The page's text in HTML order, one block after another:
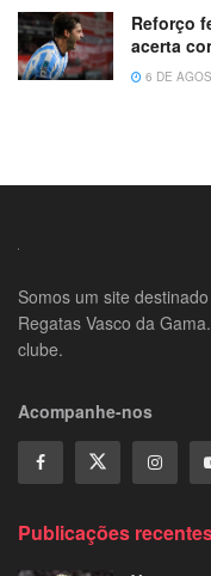
Reforço
acerta
6 DE
Somos um site
Regatas Vasco da
clube.
Acompanhe-nos
Publicações